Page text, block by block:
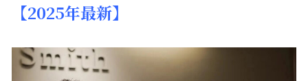
【2025年最新】